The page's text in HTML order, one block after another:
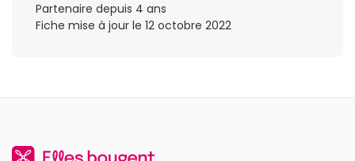
Partenaire depuis 4 ans
Fiche mise à jour le 12 octobre 2022